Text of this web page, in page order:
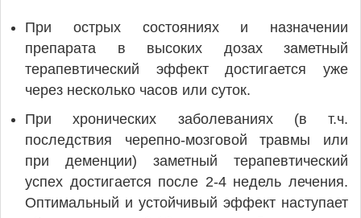
При острых состояниях и назначении
препарата в высоких дозах заметный
терапевтический эффект достигается уже
через несколько часов или суток.
При хронических заболеваниях (в т.ч.
последствия черепно-мозговой травмы или
при деменции) заметный терапевтический
успех достигается после 2-4 недель лечения.
Оптимальный и устойчивый эффект наступает